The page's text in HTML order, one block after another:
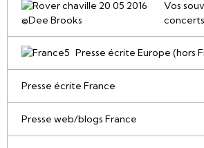
Vos
Presse écrite Europe (hors
Presse écrite France
Presse web/blogs France